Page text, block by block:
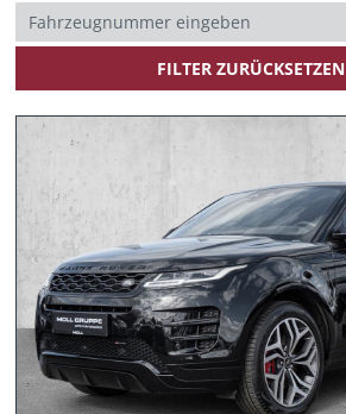
FILTER ZURÜCKSETZEN